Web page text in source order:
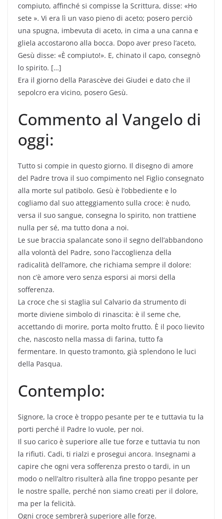
compiuto, affinché si compisse la Scrittura, disse: «Ho
sete ». Vi era lì un vaso pieno di aceto; posero perciò
una spugna, imbevuta di aceto, in cima a una canna e
gliela accostarono alla bocca. Dopo aver preso l’aceto,
Gesù disse: «È compiuto!». E, chinato il capo, consegnò
lo spirito. […]
Era il giorno della Parascève dei Giudei e dato che il
sepolcro era vicino, posero Gesù.
Commento al Vangelo di
oggi:
Tutto si compie in questo giorno. Il disegno di amore
del Padre trova il suo compimento nel Figlio consegnato
alla morte sul patibolo. Gesù è l’obbediente e lo
cogliamo dal suo atteggiamento sulla croce: è nudo,
versa il suo sangue, consegna lo spirito, non trattiene
nulla per sé, ma tutto dona a noi.
Le sue braccia spalancate sono il segno dell’abbandono
alla volontà del Padre, sono l’accoglienza della
radicalità dell’amore, che richiama sempre il dolore:
non c’è amore vero senza esporsi ai morsi della
sofferenza.
La croce che si staglia sul Calvario da strumento di
morte diviene simbolo di rinascita: è il seme che,
accettando di morire, porta molto frutto. È il poco lievito
che, nascosto nella massa di farina, tutto fa
fermentare. In questo tramonto, già splendono le luci
della Pasqua.
Contemplo:
Signore, la croce è troppo pesante per te e tuttavia tu la
porti perché il Padre lo vuole, per noi.
Il suo carico è superiore alle tue forze e tuttavia tu non
la rifiuti. Cadi, ti rialzi e prosegui ancora. Insegnami a
capire che ogni vera sofferenza presto o tardi, in un
modo o nell’altro risulterà alla fine troppo pesante per
le nostre spalle, perché non siamo creati per il dolore,
ma per la felicità.
Ogni croce sembrerà superiore alle forze.